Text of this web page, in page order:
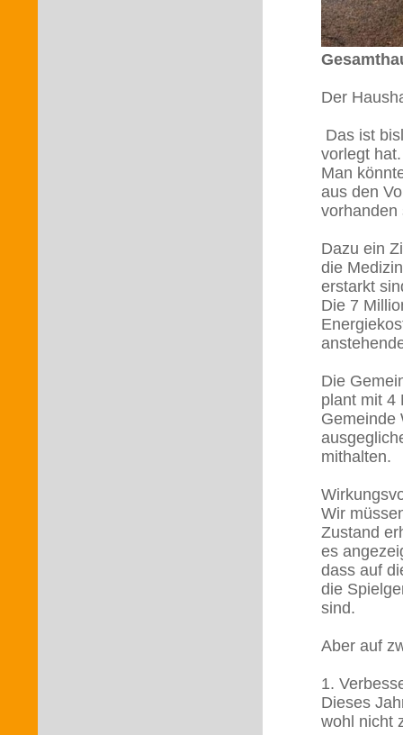
Der
Das ist
vorlegt hat.
Man
aus den
vorhanden
Dazu ein
die
erstarkt
Die 7
Die
plant mit 4
Gemeinde
mithalten.
Wir
Zustand
es
dass auf
die
sind.
Aber auf
1.
Dieses
wohl nicht